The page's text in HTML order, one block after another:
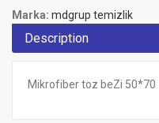
Marka: mdgrup temizlik
Description
Mikrofiber toz beZi 50*70